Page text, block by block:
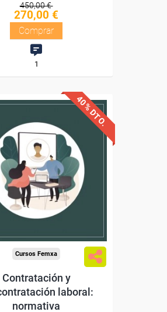
450,00 €
270,00 €
Comprar
1
40% DTO.
especiales
de acceso
Diploma
Cursos Femxa
Contratación y
laboral:
normativa